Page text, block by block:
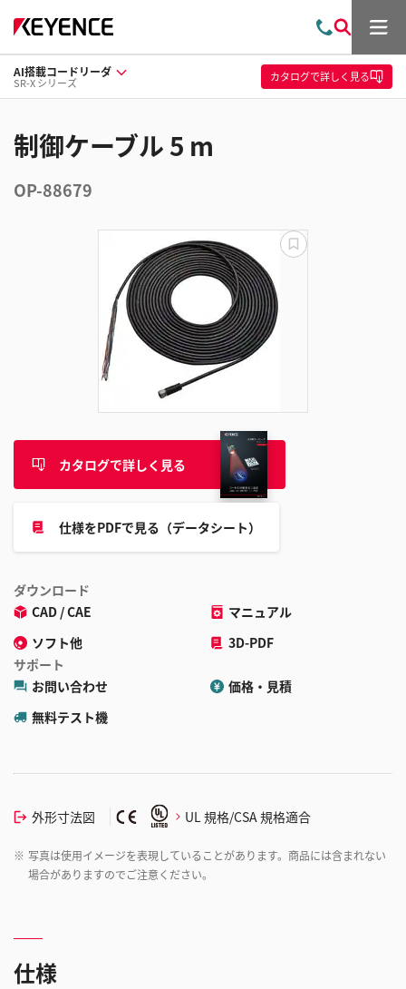
問
い
合
わ
索
メ
ュ
ー
AI搭載コードリーダ
SR-X シリーズ カタログで詳しく見る
制御ケーブル 5 m
OP-88679
カタログで詳しく見る
仕様をPDFで見る（データシート）
ダウンロード
CAD / CAE
マニュアル
ソフト他
3D-PDF
サポート
お問い合わせ
価格・見積
無料テスト機
外形寸法図 UL 規格/CSA 規格適合
※ 写真は使用イメージを表現していることがあります。商品には含まれない
場合がありますのでご注意ください。
更
新
仕様